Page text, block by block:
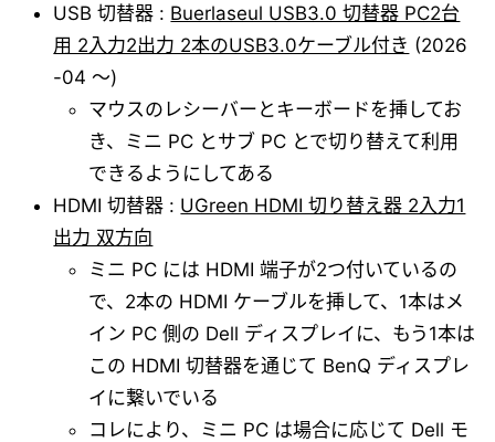
USB 切替器 : Buerlaseul USB3.0 切替器 PC2台
用 2入力2出力 2本のUSB3.0ケーブル付き (2026
-04 ～)
マウスのレシーバーとキーボードを挿してお
き、ミニ PC とサブ PC とで切り替えて利用
できるようにしてある
HDMI 切替器 : UGreen HDMI 切り替え器 2入力1
出力 双方向
ミニ PC には HDMI 端子が2つ付いているの
で、2本の HDMI ケーブルを挿して、1本はメ
イン PC 側の Dell ディスプレイに、もう1本は
この HDMI 切替器を通じて BenQ ディスプレ
イに繋いでいる
コレにより、ミニ PC は場合に応じて Dell モ